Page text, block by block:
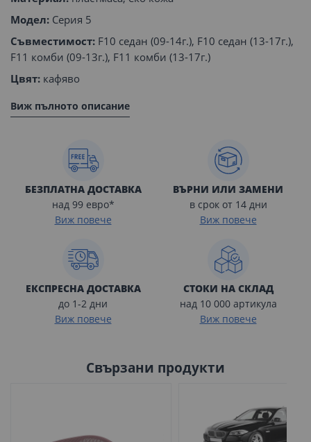
Модел: Серия 5
Съвместимост: F10 седан (09-14г.), F10 седан (13-17г.),
F11 комби (09-13г.), F11 комби (13-17г.)
Цвят: кафяво
Виж пълното описание
БЕЗПЛАТНА ДОСТАВКА
над 99 евро*
Виж повече
ВЪРНИ ИЛИ ЗАМЕНИ
в срок от 14 дни
Виж повече
ЕКСПРЕСНА ДОСТАВКА
до 1-2 дни
Виж повече
СТОКИ НА СКЛАД
над 10 000 артикула
Виж повече
Свързани продукти